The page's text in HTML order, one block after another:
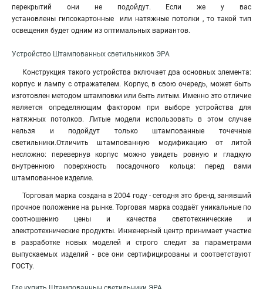
перекрытий они не подойдут. Если же у вас
установлены гипсокартонные или натяжные потолки , то такой тип
освещения будет одним из оптимальных вариантов.
Устройство Штампованных светильников ЭРА
Конструкция такого устройства включает два основных элемента:
корпус и лампу с отражателем. Корпус, в свою очередь, может быть
изготовлен методом штамповки или быть литым. Именно это отличие
является определяющим фактором при выборе устройства для
натяжных потолков. Литые модели использовать в этом случае
нельзя и подойдут только штампованные точечные
светильники.Отличить штампованную модификацию от литой
несложно: перевернув корпус можно увидеть ровную и гладкую
внутреннюю поверхность посадочного кольца: перед вами
штампованное изделие.
Торговая марка создана в 2004 году - сегодня это бренд, занявший
прочное положение на рынке. Торговая марка создаёт уникальные по
соотношению цены и качества светотехнические и
электротехнические продукты. Инженерный центр принимает участие
в разработке новых моделей и строго следит за параметрами
выпускаемых изделий - все они сертифицированы и соответствуют
ГОСТу.